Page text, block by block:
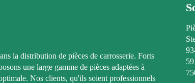
la distribution de pièces de carrosserie. Forts
une large gamme de pièces adaptées à
Nos clients, qu'ils soient professionnels